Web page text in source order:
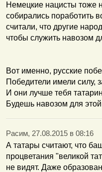
Немецкие нацисты тоже
собирались поработить
считали, что другие
чтобы служить навозом
Вот именно, русские
Победители имели силу,
И они лучше тебя
Будешь навозом для
Расим, 27.08.2015 в 08:16
А татары считают, что
процветания "великой
не видят. Даже